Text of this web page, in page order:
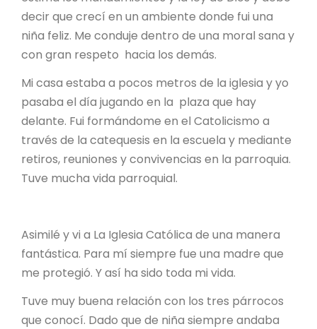
decir que crecí en un ambiente donde fui una
niña feliz. Me conduje dentro de una moral sana y
con gran respeto hacia los demás.
Mi casa estaba a pocos metros de la iglesia y yo
pasaba el día jugando en la plaza que hay
delante. Fui formándome en el Catolicismo a
través de la catequesis en la escuela y mediante
retiros, reuniones y convivencias en la parroquia.
Tuve mucha vida parroquial.
Asimilé y vi a La Iglesia Católica de una manera
fantástica. Para mí siempre fue una madre que
me protegió. Y así ha sido toda mi vida.
Tuve muy buena relación con los tres párrocos
que conocí. Dado que de niña siempre andaba